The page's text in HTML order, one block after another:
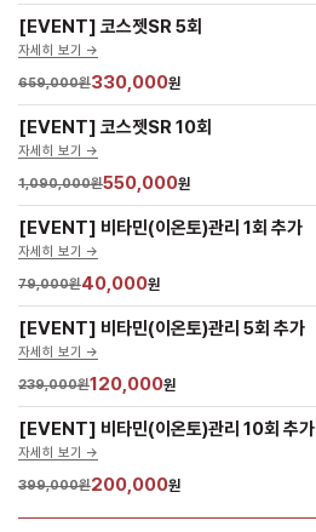
[EVENT] 코스젯SR 5회
자세히 보기 ->
659,000원330,000원
[EVENT] 코스젯SR 10회
자세히 보기 ->
1,090,000원550,000원
[EVENT] 비타민(이온토)관리 1회 추가
자세히 보기 ->
79,000원40,000원
[EVENT] 비타민(이온토)관리 5회 추가
자세히 보기 ->
239,000원120,000원
[EVENT] 비타민(이온토)관리 10회 추가
자세히 보기 ->
399,000원200,000원